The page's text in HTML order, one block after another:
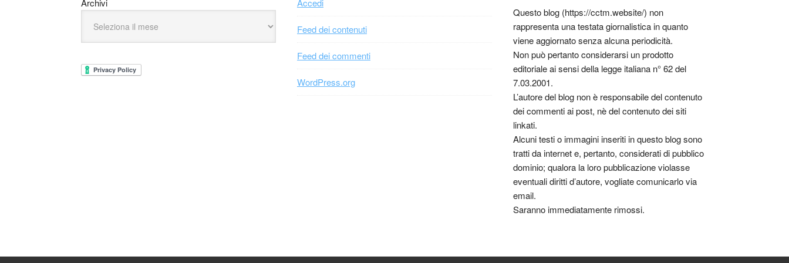
Archivi Accedi
Feed dei contenuti
Feed dei commenti
WordPress.org
Questo blog (https://cctm.website/) non
rappresenta una testata giornalistica in quanto
viene aggiornato senza alcuna periodicità.
Non può pertanto considerarsi un prodotto
editoriale ai sensi della legge italiana n° 62 del
7.03.2001.
L’autore del blog non è responsabile del contenuto
dei commenti ai post, nè del contenuto dei siti
linkati.
Alcuni testi o immagini inseriti in questo blog sono
tratti da internet e, pertanto, considerati di pubblico
dominio; qualora la loro pubblicazione violasse
eventuali diritti d’autore, vogliate comunicarlo via
email.
Saranno immediatamente rimossi.